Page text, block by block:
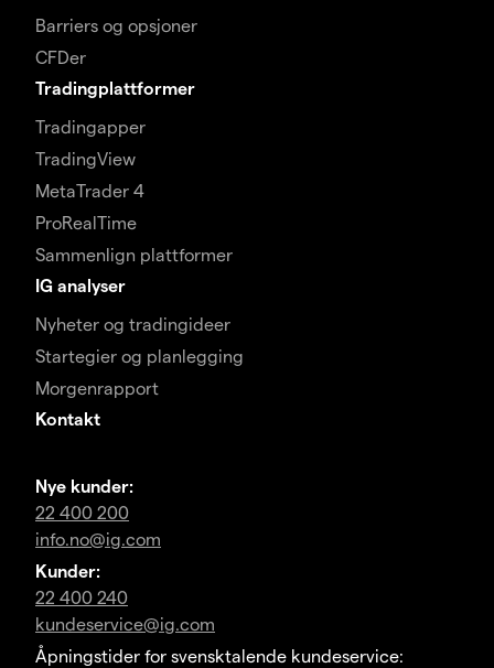
Barriers og opsjoner
CFDer
Tradingplattformer
Tradingapper
TradingView
MetaTrader 4
ProRealTime
Sammenlign plattformer
IG analyser
Nyheter og tradingideer
Startegier og planlegging
Morgenrapport
Kontakt
Nye kunder:
22 400 200
info.no@ig.com
Kunder:
22 400 240
kundeservice@ig.com
Åpningstider for svensktalende kundeservice: